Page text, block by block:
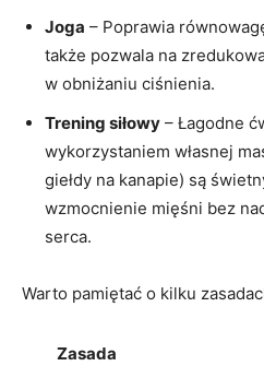
Joga – Poprawia
także pozwala na
w obniżaniu ciśnienia.
Trening siłowy – Łagodne
wykorzystaniem własnej
giełdy na kanapie) są
wzmocnienie mięśni bez
serca.
Warto pamiętać o kilku
Zasada